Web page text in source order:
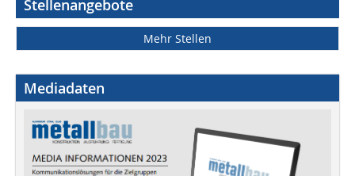
Stellenangebote
Mehr Stellen
Mediadaten